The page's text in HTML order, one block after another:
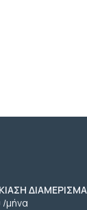
ΘΕΣΣΑΛΟΝΙΚΗ
μήνα